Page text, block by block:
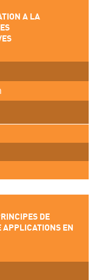
A LA
DE
APPLICATIONS EN